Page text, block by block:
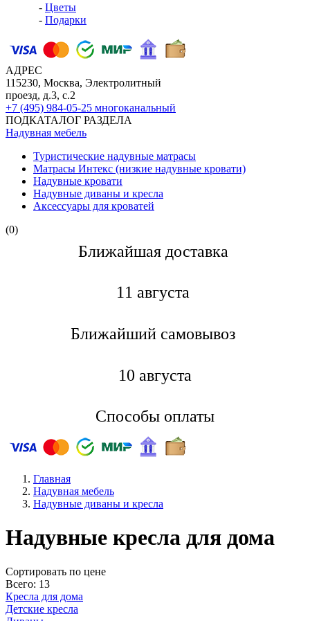
- Цветы
- Подарки
АДРЕС
115230, Москва, Электролитный
проезд, д.3, с.2
+7 (495) 984-05-25 многоканальный
ПОДКАТАЛОГ РАЗДЕЛА
Надувная мебель
Туристические надувные матрасы
Матрасы Интекс (низкие надувные кровати)
Надувные кровати
Надувные диваны и кресла
Аксессуары для кроватей
(0)
Ближайшая доставкa
11 августа
Ближайший самовывоз
10 августа
Способы оплаты
Главная
Надувная мебель
Надувные диваны и кресла
Надувные кресла для дома
Cортировать по цене
Всего: 13
Кресла для дома
Детские кресла